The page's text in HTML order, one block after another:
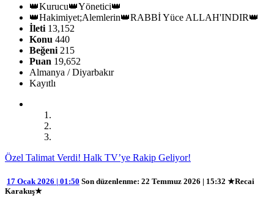
👑Kurucu👑Yönetici👑
👑Hakimiyet;Alemlerin👑RABBİ Yüce ALLAH'INDIR👑
İleti 13,152
Konu 440
Beğeni 215
Puan 19,652
Almanya / Diyarbakır
Kayıtlı
Özel Talimat Verdi! Halk TV’ye Rakip Geliyor!
17 Ocak 2026 | 01:50 Son düzenlenme: 22 Temmuz 2026 | 15:32 ★Recai
Karakuş★